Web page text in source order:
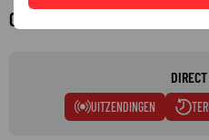
Over Festival der Liebe
UITZENDINGEN